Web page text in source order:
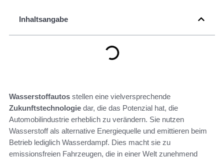
Inhaltsangabe
Wasserstoffautos stellen eine vielversprechende
Zukunftstechnologie dar, die das Potenzial hat, die
Automobilindustrie erheblich zu verändern. Sie nutzen
Wasserstoff als alternative Energiequelle und emittieren beim
Betrieb lediglich Wasserdampf. Dies macht sie zu
emissionsfreien Fahrzeugen, die in einer Welt zunehmend